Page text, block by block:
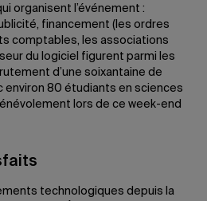
organisent l’événement :
financement (les ordres
comptables, les associations
du logiciel figurent parmi les
d’une soixantaine de
environ 80 étudiants en sciences
lors de ce week-end
technologiques depuis la